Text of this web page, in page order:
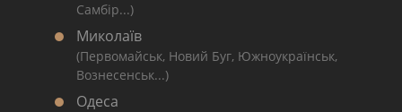
Самбір...)
Миколаїв
(Первомайськ, Новий Буг, Южноукраїнськ,
Вознесенськ...)
Одеса